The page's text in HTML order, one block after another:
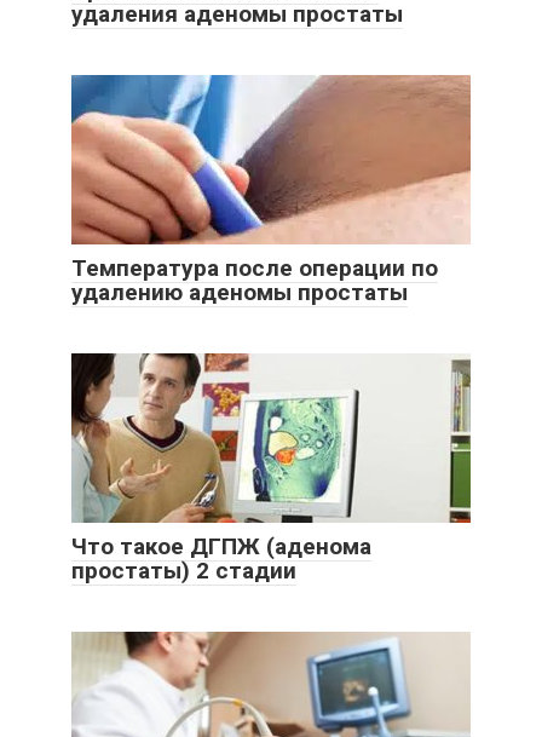
удаления аденомы простаты
Температура после операции по
удалению аденомы простаты
Что такое ДГПЖ (аденома
простаты) 2 стадии